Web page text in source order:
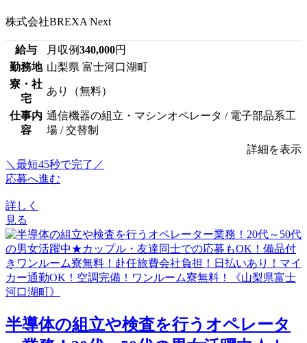
株式会社BREXA Next
給与 月収例340,000円
勤務地 山梨県 富士河口湖町
寮・社
宅
あり（無料）
仕事内
容
通信機器の組立・マシンオペレータ / 電子部品系工
場 / 交替制
詳細を表示
＼最短45秒で完了／
応募へ進む
詳しく
見る
半導体の組立や検査を行うオペレータ